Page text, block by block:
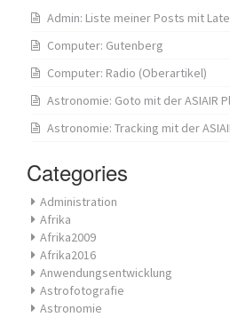
Admin: Liste meiner Posts mit
Computer: Gutenberg
Computer: Radio (Oberartikel)
Astronomie: Goto mit der ASIAIR
Astronomie: Tracking mit der
Categories
Administration
Afrika
Afrika2009
Afrika2016
Anwendungsentwicklung
Astrofotografie
Astronomie